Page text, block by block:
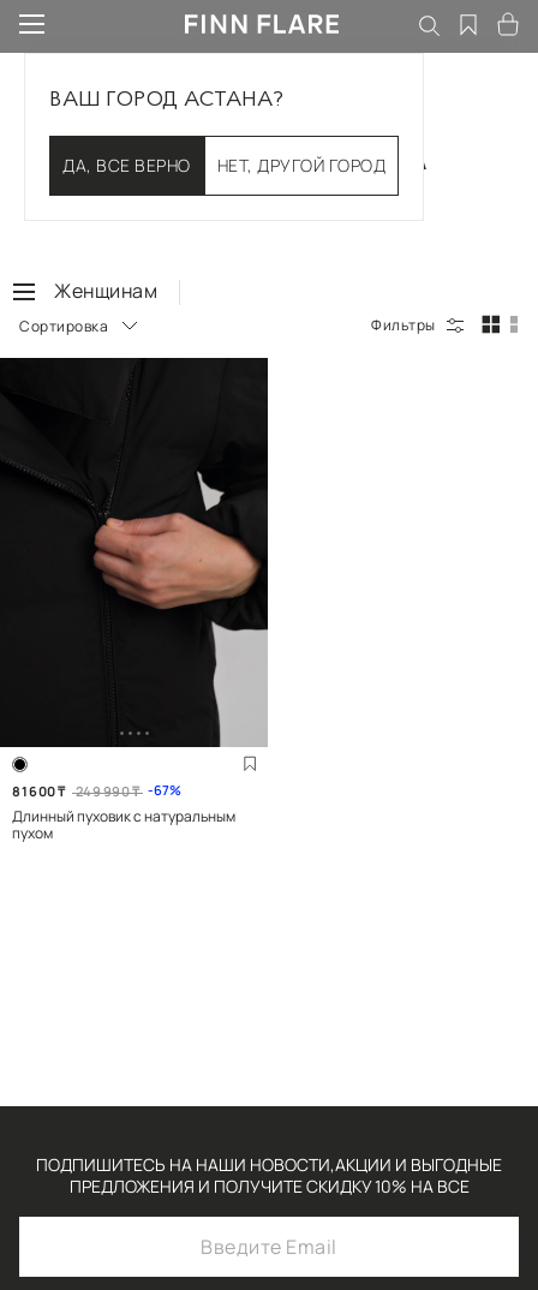
ВАШ ГОРОД АСТАНА?
ДА, ВСЕ ВЕРНО НЕТ, ДРУГОЙ ГОРОД
ЖЕНСКАЯ ОДЕЖДА
Женщинам
Сортировка
Длинный пуховик с натуральным
пухом
249 990₸
81 600₸ 67
ПОДПИШИТЕСЬ НА НАШИ НОВОСТИ,АКЦИИ И ВЫГОДНЫЕ
ПРЕДЛОЖЕНИЯ И ПОЛУЧИТЕ СКИДКУ 10% НА ВСЕ